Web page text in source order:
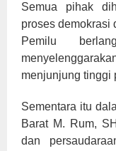
Semua pihak
proses demokrasi
Pemilu
menjunjung tinggi
Sementara itu
Barat M. Rum,
dan